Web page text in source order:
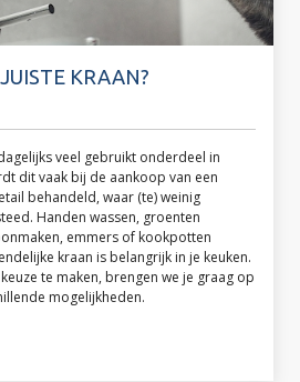
KRAAN?
veel gebruikt onderdeel in
dit vaak bij de aankoop van een
behandeld, waar (te) weinig
Handen wassen, groenten
emmers of kookpotten
kraan is belangrijk in je keuken.
te maken, brengen we je graag op
mogelijkheden.